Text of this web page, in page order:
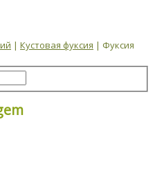
| Кустовая фуксия | Фуксия